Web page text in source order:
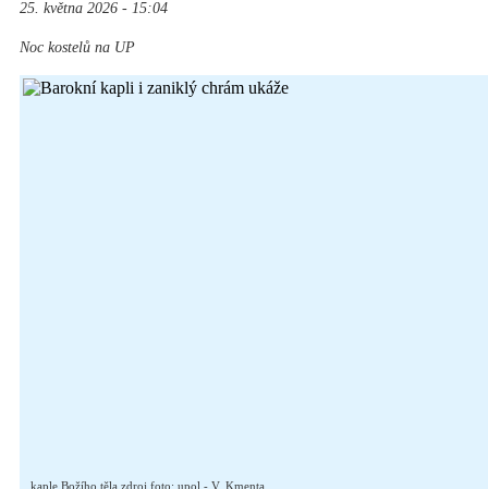
25. května 2026 - 15:04
Noc kostelů na UP
kaple Božího těla zdroj foto: upol - V. Kmenta